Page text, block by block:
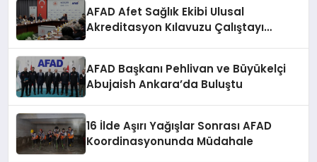
AFAD Afet Sağlık Ekibi Ulusal
Akreditasyon Kılavuzu Çalıştayı
AFAD Başkanı Pehlivan ve Büyükelçi
Abujaish Ankara’da Buluştu
16 İlde Aşırı Yağışlar Sonrası AFAD
Koordinasyonunda Müdahale